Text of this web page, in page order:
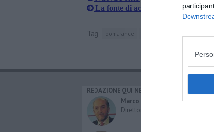
La fonte di acqua ritorna in
Tag pomarance
REDAZIONE QUI NEWS
Marco Migli
Direttore Responsabile